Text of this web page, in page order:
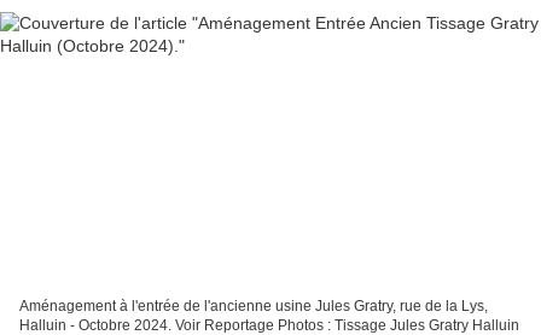
Aménagement à l'entrée de l'ancienne usine Jules Gratry, rue de la Lys,
Halluin - Octobre 2024. Voir Reportage Photos : Tissage Jules Gratry Halluin